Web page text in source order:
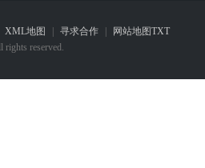
XML地图 寻求合作 网站地图TXT
reserved.